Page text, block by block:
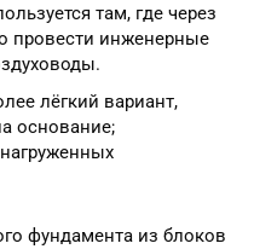
там, где через
провести инженерные
лёгкий вариант,
основание;
фундамента из блоков